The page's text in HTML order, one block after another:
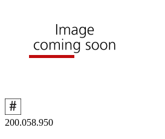
200.058.950